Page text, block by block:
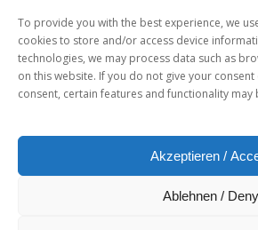
To provide you with the best experience, we
cookies to store and/or access device
technologies, we may process data such as
on this website. If you do not give your
consent, certain features and functionality may
Akzeptieren /
Ablehnen / Deny